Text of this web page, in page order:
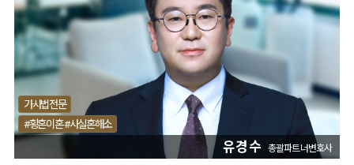
가사법전문
#황혼이혼 #사실혼해소
유경수 총괄파트너변호사